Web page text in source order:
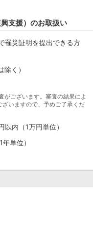
支援）のお取扱い
罹災証明を提出できる方
く）
がございます。審査の結果によ
いますので、予めご了承くだ
内（1万円単位）
単位）